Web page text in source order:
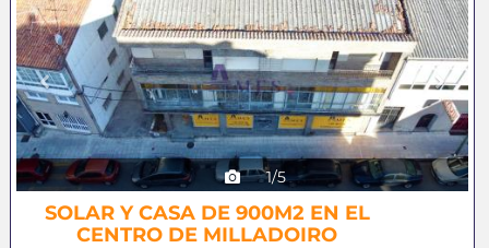
1/5
SOLAR Y CASA DE 900M2 EN EL
CENTRO DE MILLADOIRO